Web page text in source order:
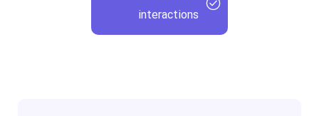
interactions